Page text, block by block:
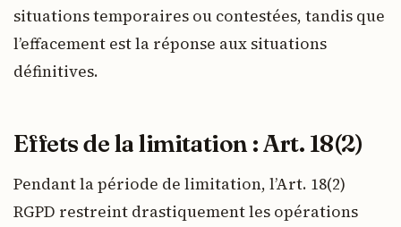
situations temporaires ou contestées, tandis que
l’effacement est la réponse aux situations
définitives.
Effets de la limitation : Art. 18(2)
Pendant la période de limitation, l’Art. 18(2)
RGPD restreint drastiquement les opérations